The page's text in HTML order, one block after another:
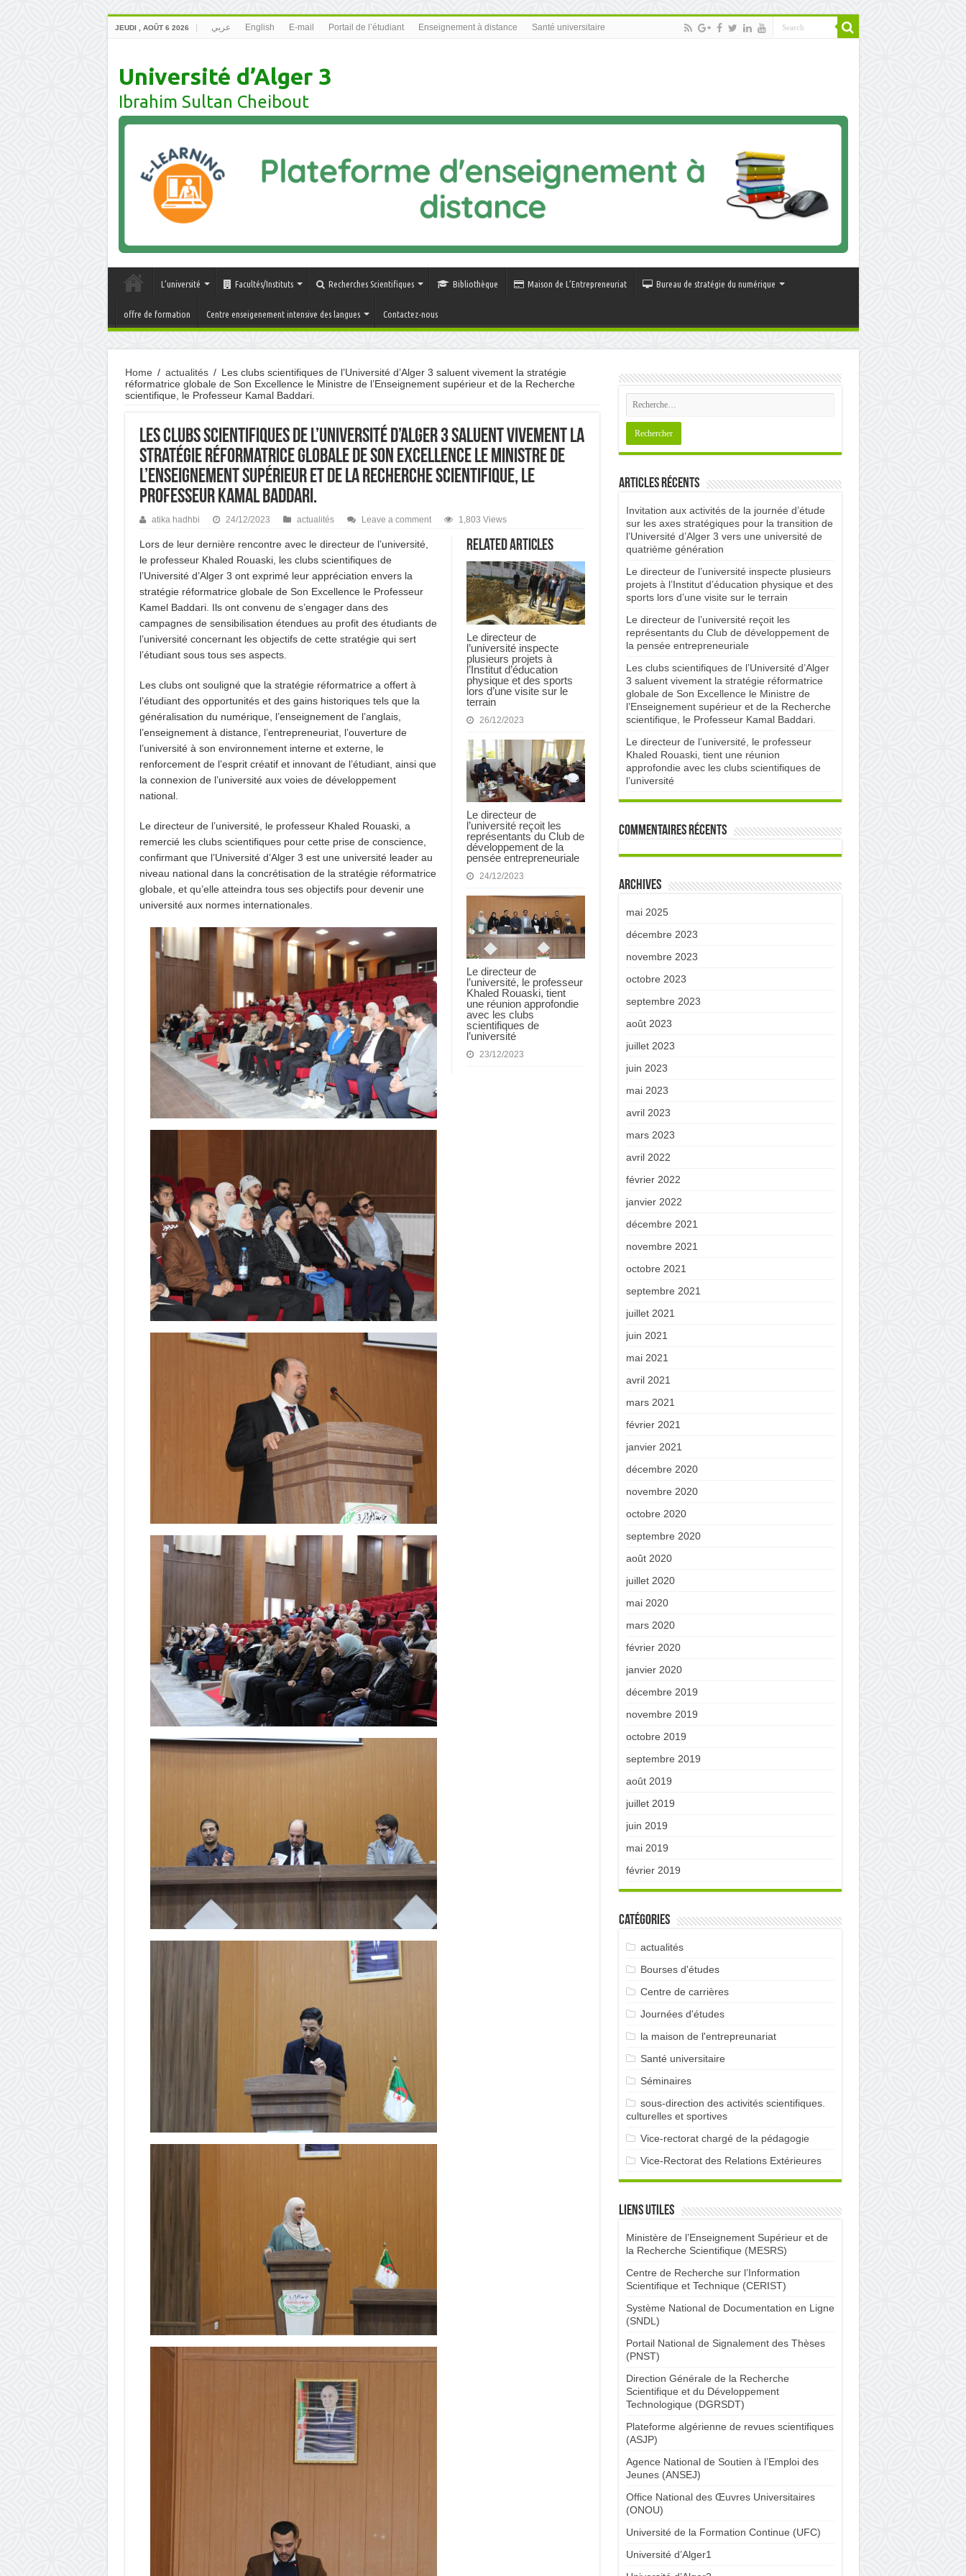
JEUDI , AOÛT 6 2026 عربي English E-mail Portail de l’étudiant Enseignement à distance Santé universitaire
Université d’Alger 3
Ibrahim Sultan Cheibout
L’université Facultés/Instituts Recherches Scientifiques Bibliothèque Maison de L’Entrepreneuriat Bureau de stratégie du numérique
offre de formation Centre enseigenement intensive des langues Contactez-nous
Home / actualités / Les clubs scientifiques de l’Université d’Alger 3 saluent vivement la stratégie
réformatrice globale de Son Excellence le Ministre de l’Enseignement supérieur et de la Recherche
scientifique, le Professeur Kamal Baddari.
Les clubs scientifiques de l’Université d’Alger 3 saluent vivement la
stratégie réformatrice globale de Son Excellence le Ministre de
l’Enseignement supérieur et de la Recherche scientifique, le
Professeur Kamal Baddari.
atika hadhbi 24/12/2023 actualités Leave a comment 1,803 Views
Related Articles
Le directeur de
l’université inspecte
plusieurs projets à
l’Institut d’éducation
physique et des sports
lors d’une visite sur le
terrain
26/12/2023
Le directeur de
l’université reçoit les
représentants du Club de
développement de la
pensée entrepreneuriale
24/12/2023
Le directeur de
l’université, le professeur
Khaled Rouaski, tient
une réunion approfondie
avec les clubs
scientifiques de
l’université
23/12/2023
Lors de leur dernière rencontre avec le directeur de l’université,
le professeur Khaled Rouaski, les clubs scientifiques de
l’Université d’Alger 3 ont exprimé leur appréciation envers la
stratégie réformatrice globale de Son Excellence le Professeur
Kamel Baddari. Ils ont convenu de s’engager dans des
campagnes de sensibilisation étendues au profit des étudiants de
l’université concernant les objectifs de cette stratégie qui sert
l’étudiant sous tous ses aspects.
Les clubs ont souligné que la stratégie réformatrice a offert à
l’étudiant des opportunités et des gains historiques tels que la
généralisation du numérique, l’enseignement de l’anglais,
l’enseignement à distance, l’entrepreneuriat, l’ouverture de
l’université à son environnement interne et externe, le
renforcement de l’esprit créatif et innovant de l’étudiant, ainsi que
la connexion de l’université aux voies de développement
national.
Le directeur de l’université, le professeur Khaled Rouaski, a
remercié les clubs scientifiques pour cette prise de conscience,
confirmant que l’Université d’Alger 3 est une université leader au
niveau national dans la concrétisation de la stratégie réformatrice
globale, et qu’elle atteindra tous ses objectifs pour devenir une
université aux normes internationales.
Articles récents
Invitation aux activités de la journée d’étude
sur les axes stratégiques pour la transition de
l’Université d’Alger 3 vers une université de
quatrième génération
Le directeur de l’université inspecte plusieurs
projets à l’Institut d’éducation physique et des
sports lors d’une visite sur le terrain
Le directeur de l’université reçoit les
représentants du Club de développement de
la pensée entrepreneuriale
Les clubs scientifiques de l’Université d’Alger
3 saluent vivement la stratégie réformatrice
globale de Son Excellence le Ministre de
l’Enseignement supérieur et de la Recherche
scientifique, le Professeur Kamal Baddari.
Le directeur de l’université, le professeur
Khaled Rouaski, tient une réunion
approfondie avec les clubs scientifiques de
l’université
Commentaires récents
Archives
mai 2025
décembre 2023
novembre 2023
octobre 2023
septembre 2023
août 2023
juillet 2023
juin 2023
mai 2023
avril 2023
mars 2023
avril 2022
février 2022
janvier 2022
décembre 2021
novembre 2021
octobre 2021
septembre 2021
juillet 2021
juin 2021
mai 2021
avril 2021
mars 2021
février 2021
janvier 2021
décembre 2020
novembre 2020
octobre 2020
septembre 2020
août 2020
juillet 2020
mai 2020
mars 2020
février 2020
janvier 2020
décembre 2019
novembre 2019
octobre 2019
septembre 2019
août 2019
juillet 2019
juin 2019
mai 2019
février 2019
Catégories
actualités
Bourses d'études
Centre de carrières
Journées d'études
la maison de l'entrepreunariat
Santé universitaire
Séminaires
sous-direction des activités scientifiques.
culturelles et sportives
Vice-rectorat chargé de la pédagogie
Vice-Rectorat des Relations Extérieures
Liens utiles
Ministère de l’Enseignement Supérieur et de
la Recherche Scientifique (MESRS)
Centre de Recherche sur l’Information
Scientifique et Technique (CERIST)
Système National de Documentation en Ligne
(SNDL)
Portail National de Signalement des Thèses
(PNST)
Direction Générale de la Recherche
Scientifique et du Développement
Technologique (DGRSDT)
Plateforme algérienne de revues scientifiques
(ASJP)
Agence National de Soutien à l’Emploi des
Jeunes (ANSEJ)
Office National des Œuvres Universitaires
(ONOU)
Université de la Formation Continue (UFC)
Université d’Alger1